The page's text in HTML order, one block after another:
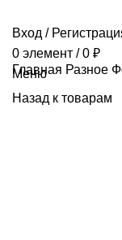
Вход /
0 элемент / 0 ₽
Меню
Главная Разное
Назад к товарам